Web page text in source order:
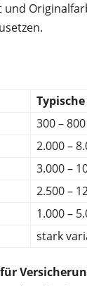
und
300 –
2.000 –
3.000 –
2.500 –
1.000 –
stark